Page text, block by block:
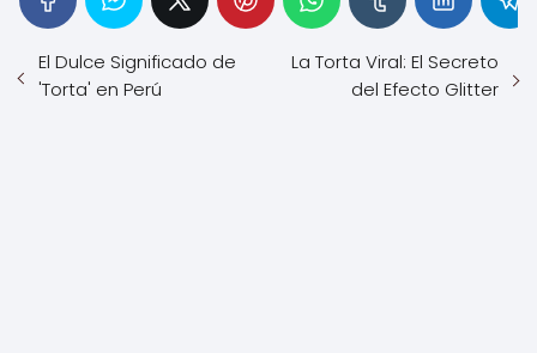
El Dulce Significado de
'Torta' en Perú
La Torta Viral: El Secreto
del Efecto Glitter